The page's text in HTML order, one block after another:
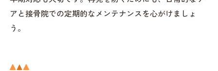
アと接骨院での定期的なメンテナンスを心がけましょ
う。